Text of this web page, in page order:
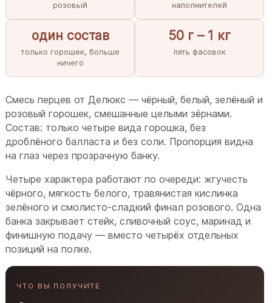
розовый
наполнителей
один состав
только горошек, больше
ничего
50 г – 1 кг
пять фасовок
Смесь перцев от Делюкс — чёрный, белый, зелёный и
розовый горошек, смешанные целыми зёрнами.
Состав: только четыре вида горошка, без
дроблёного балласта и без соли. Пропорция видна
на глаз через прозрачную банку.
Четыре характера работают по очереди: жгучесть
чёрного, мягкость белого, травянистая кислинка
зелёного и смолисто-сладкий финал розового. Одна
банка закрывает стейк, сливочный соус, маринад и
финишную подачу — вместо четырёх отдельных
позиций на полке.
ЧТО ВЫ ПОЛУЧИТЕ